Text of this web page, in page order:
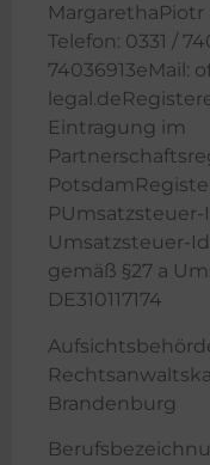
MargarethaPiotr
Telefon: 0331 /
74036913eMail:
Eintragung im
PUmsatzsteuer-
Umsatzsteuer-
gemäß §27 a
DE310117174
Brandenburg